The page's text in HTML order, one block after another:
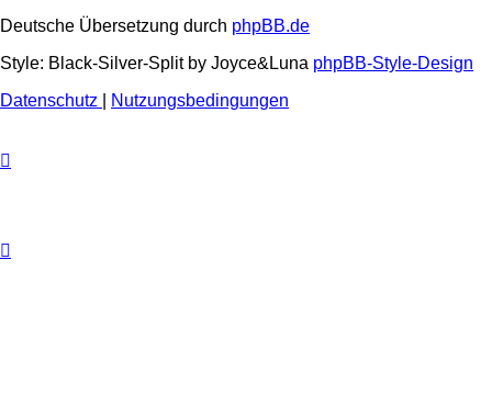
Deutsche Übersetzung durch phpBB.de
Style: Black-Silver-Split by Joyce&Luna phpBB-Style-Design
Datenschutz
Nutzungsbedingungen